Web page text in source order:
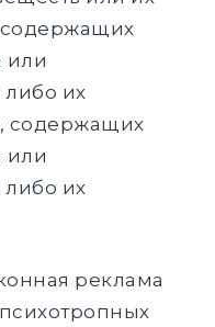
содержащих
или
их
содержащих
или
их
реклама